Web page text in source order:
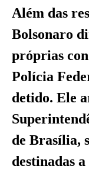
Além das
Bolsonaro
próprias
Polícia
detido. Ele
de Brasília,
destinadas